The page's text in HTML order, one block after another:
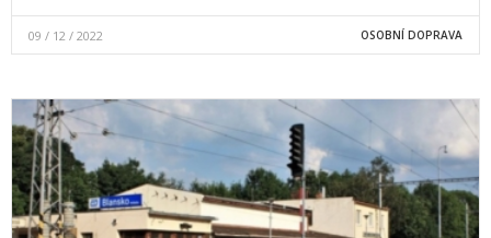
09 / 12 / 2022 OSOBNÍ DOPRAVA